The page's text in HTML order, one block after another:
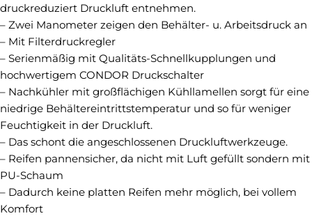
druckreduziert Druckluft entnehmen.
– Zwei Manometer zeigen den Behälter- u. Arbeitsdruck an
– Mit Filterdruckregler
– Serienmäßig mit Qualitäts-Schnellkupplungen und
hochwertigem CONDOR Druckschalter
– Nachkühler mit großflächigen Kühllamellen sorgt für eine
niedrige Behältereintrittstemperatur und so für weniger
Feuchtigkeit in der Druckluft.
– Das schont die angeschlossenen Druckluftwerkzeuge.
– Reifen pannensicher, da nicht mit Luft gefüllt sondern mit
PU-Schaum
– Dadurch keine platten Reifen mehr möglich, bei vollem
Komfort